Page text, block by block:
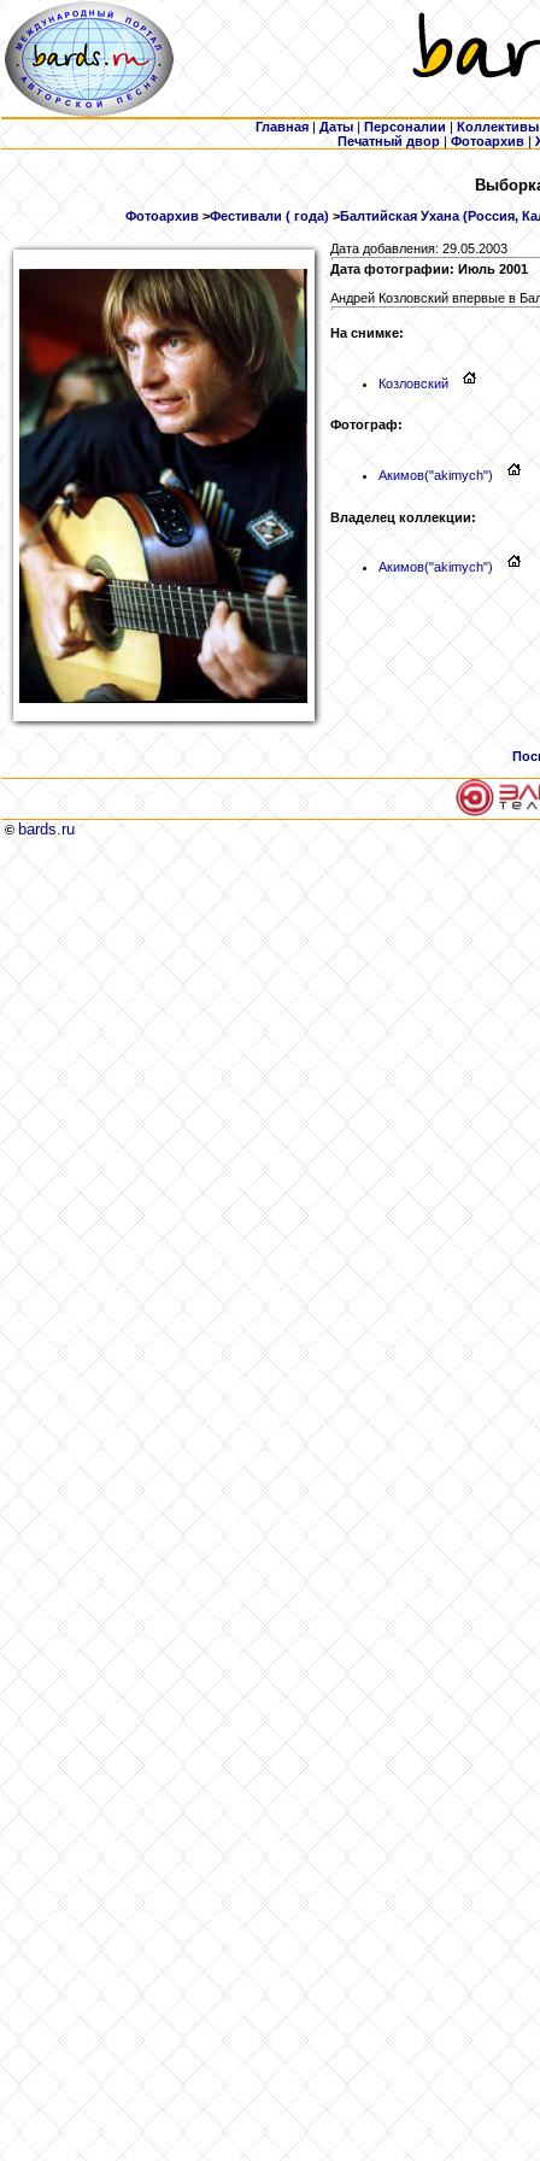
Главная | Даты | Персоналии | Коллективы
Печатный двор |Фотоархив |
Фотоархив>Фестивали ( года) >Балтийская Ухана (Россия,
Дата добавления: 29.05.2003
Дата фотографии: Июль 2001
Андрей Козловский впервые в
На снимке:
Козловский
Фотограф:
Акимов("akimych")
Владелец коллекции:
Акимов("akimych")
© bards.ru